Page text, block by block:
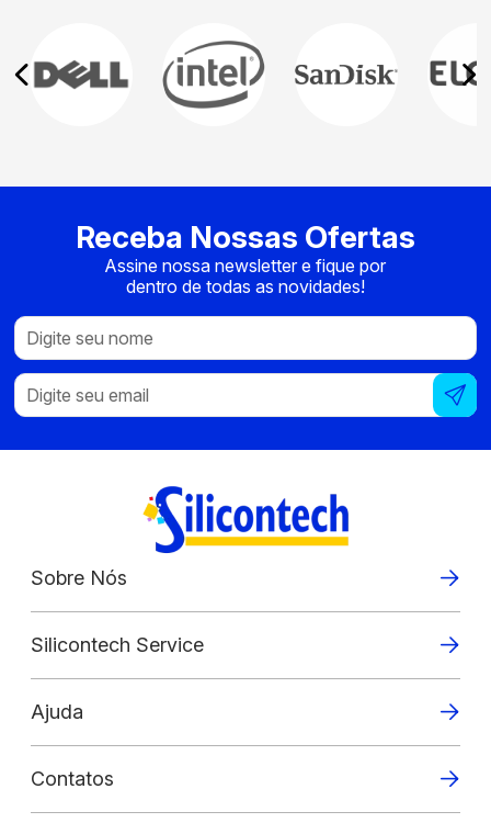
Receba Nossas Ofertas
Assine nossa newsletter e fique por
dentro de todas as novidades!
Sobre Nós
Silicontech Service
Ajuda
Contatos